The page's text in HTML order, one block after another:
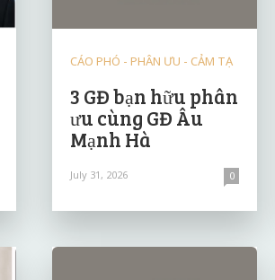
CÁO PHÓ - PHÂN ƯU - CẢM TẠ
3 GĐ bạn hữu phân
ưu cùng GĐ Âu
Mạnh Hà
July 31, 2026 0